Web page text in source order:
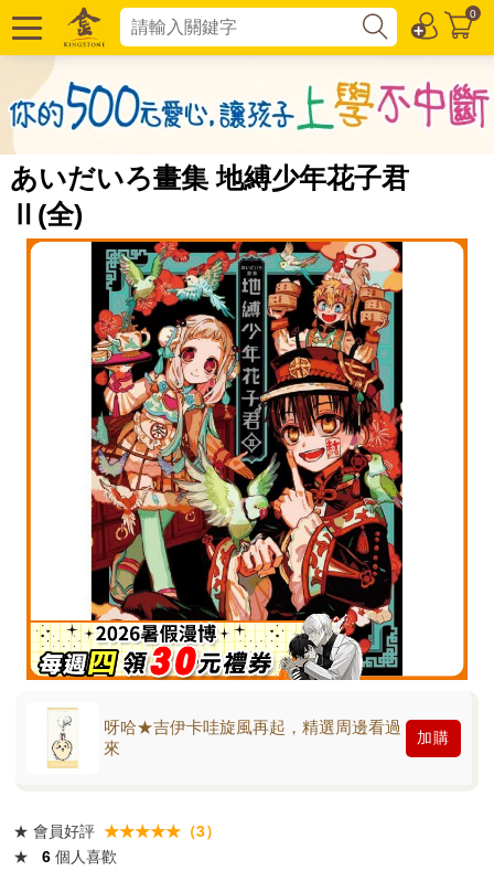
0
あいだいろ畫集 地縛少年花子君
Ⅱ(全)
呀哈★吉伊卡哇旋風再起，精選周邊看過
來
加購
★ 會員好評 ★★★★★（3）
★
6 個人喜歡